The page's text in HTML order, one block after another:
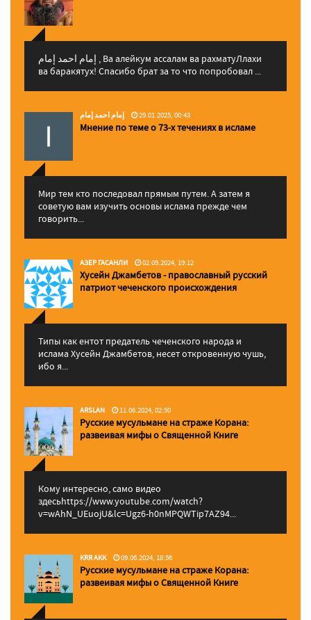
إمام احمد إمام , Ва алейкум ассалам ва рахматуЛлахи
ва баракятух! Спасибо брат за то что попробовал ...
إمام احمد إمام 29.01.2025, 00:43
Мнение по теме о 73-х течениях в исламе
Мир тем кто последовал прямым путем. А затем я
советую вам изучить основы ислама прежде чем
говорить...
АЗЕР ГАСАНЛИ 02.09.2024, 19:12
Хусейн Джамбетов - православный русский
патриот чеченского происхождения
Типы как ентот предатель чеченского народа и
ислама Хусейн Джамбетов, несет откровенную чушь,
ибо я...
ARSLAN 11.06.2024, 02:50
Русские мусульмане на страже Корана:
pазвеивая мифы о Священной Книге
Кому интересно, само видео
здесьhttps://www.youtube.com/watch?
v=wAhN_UEuojU&lc=Ugz6-h0nMPQWTip7AZ94...
KRR AKK 09.06.2024, 18:56
Русские мусульмане на страже Корана:
pазвеивая мифы о Священной Книге